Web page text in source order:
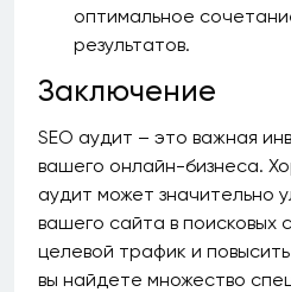
оптимальное
результатов.
Заключение
SEO аудит – это важная
вашего онлайн-бизнеса.
аудит может значительно
вашего сайта в поисковых
целевой трафик и
вы найдете множество